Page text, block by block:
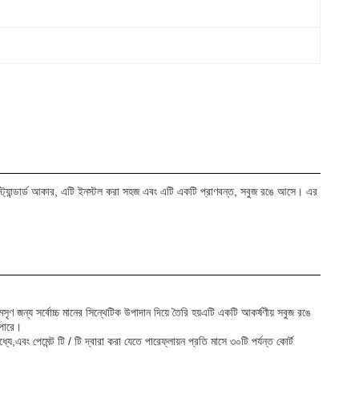
আকার, এটি ইনস্টল করা সহজ এবং এটি একটি প্রাণবন্ত, সবুজ রঙে আসে। এর
সর্বোচ্চ মানের সিন্থেটিক উপাদান দিয়ে তৈরি হয়এটি একটি আকর্ষণীয় সবুজ রঙে
পেমেন্ট টি / টি দ্বারা করা যেতে পারেফ্লায়ন প্রতি মাসে ৩০টি পর্যন্ত কোর্ট